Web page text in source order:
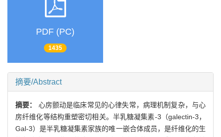
PDF (PC)
1435
摘要/Abstract
摘要： 心房颤动是临床常见的心律失常，病理机制复杂，与心
房纤维化等结构重塑密切相关。半乳糖凝集素-3（galectin-3，
Gal-3）是半乳糖凝集素家族的唯一嵌合体成员，是纤维化的生